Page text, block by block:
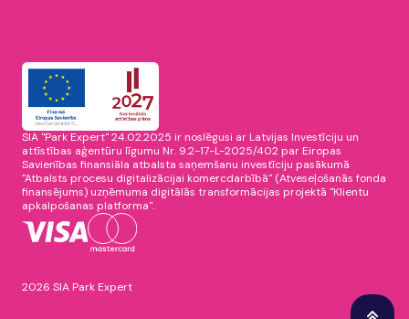
SIA "Park Expert" 24.02.2025 ir noslēgusi ar Latvijas Investīciju un
attīstības aģentūru līgumu Nr. 9.2-17-L-2025/402 par Eiropas
Savienības finansiāla atbalsta saņemšanu investīciju pasākumā
"Atbalsts procesu digitalizācijai komercdarbībā" (Atveseļošanās fonda
finansējums) uzņēmuma digitālās transformācijas projektā "Klientu
apkalpošanas platforma".
2026 SIA Park Expert